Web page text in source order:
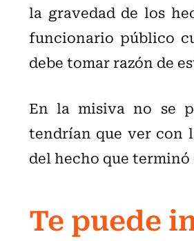
la gravedad de los
funcionario público
debe tomar razón de
En la misiva no se
tendrían que ver con
del hecho que
Te puede